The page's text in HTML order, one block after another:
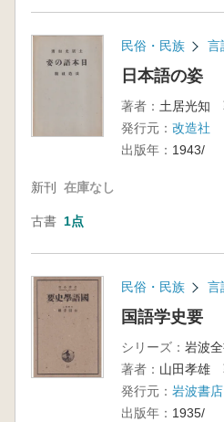
民俗・民族 言
日本語の姿
著者： 土居光知
発行元： 改造社
出版年： 1943/
新刊 在庫なし
古書 1点
民俗・民族 言
国語学史要
シリーズ： 岩波
著者： 山田孝雄
発行元： 岩波書店
出版年： 1935/